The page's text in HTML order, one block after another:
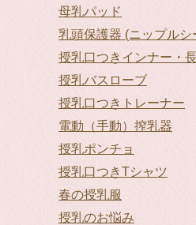
母乳パッド
乳頭保護器 (ニップルシ
授乳口つきインナー・
授乳バスローブ
授乳口つきトレーナー
電動（手動）搾乳器
授乳ポンチョ
授乳口つきTシャツ
春の授乳服
授乳のお悩み